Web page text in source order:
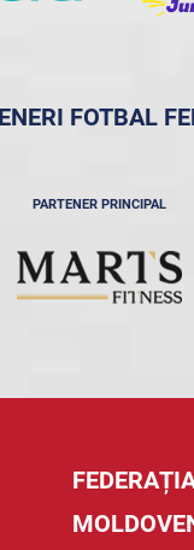
FOTBAL
PARTENER PRINCIPAL